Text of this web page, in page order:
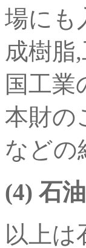
場にも
成樹脂
国工業
本財の
などの
(4) 石
以上は